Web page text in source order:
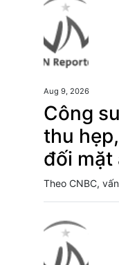
Aug 9, 2026
Công
thu
đối mặt